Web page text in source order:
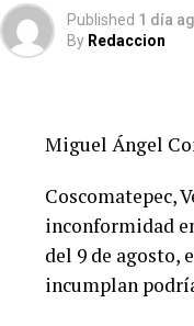
Published 1 día
By Redaccion
Miguel Ángel
Coscomatepec,
inconformidad
del 9 de agosto,
incumplan